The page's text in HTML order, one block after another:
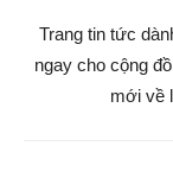
Trang tin tức
ngay cho cộng
mới về